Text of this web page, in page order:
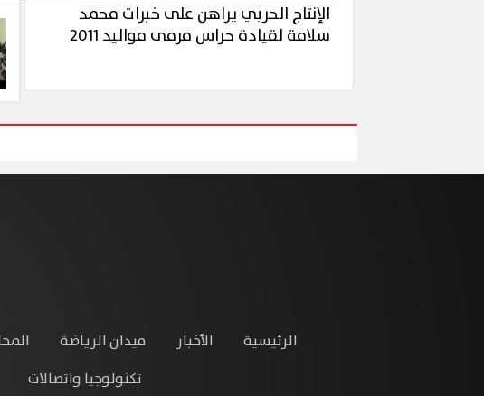
الإنتاج الحربي يراهن على خبرات محمد
سلامة لقيادة حراس مرمى مواليد 2011
الرئيسية الأخبار ميدان الرياضة
تكنولوجيا واتصالات